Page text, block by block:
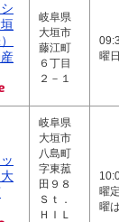
岐阜県
大垣市
藤江町
６丁目
２－１
曜日
岐阜県
大垣市
八島町
字東菰
田９８
Ｓｔ．
ＨＩＬ
曜
曜